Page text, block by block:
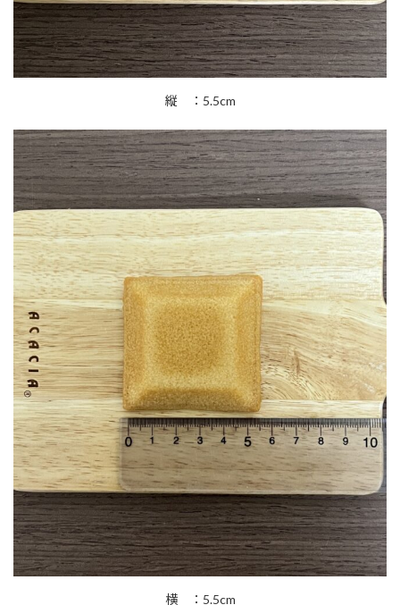
縦 ：5.5cm
横 ：5.5cm